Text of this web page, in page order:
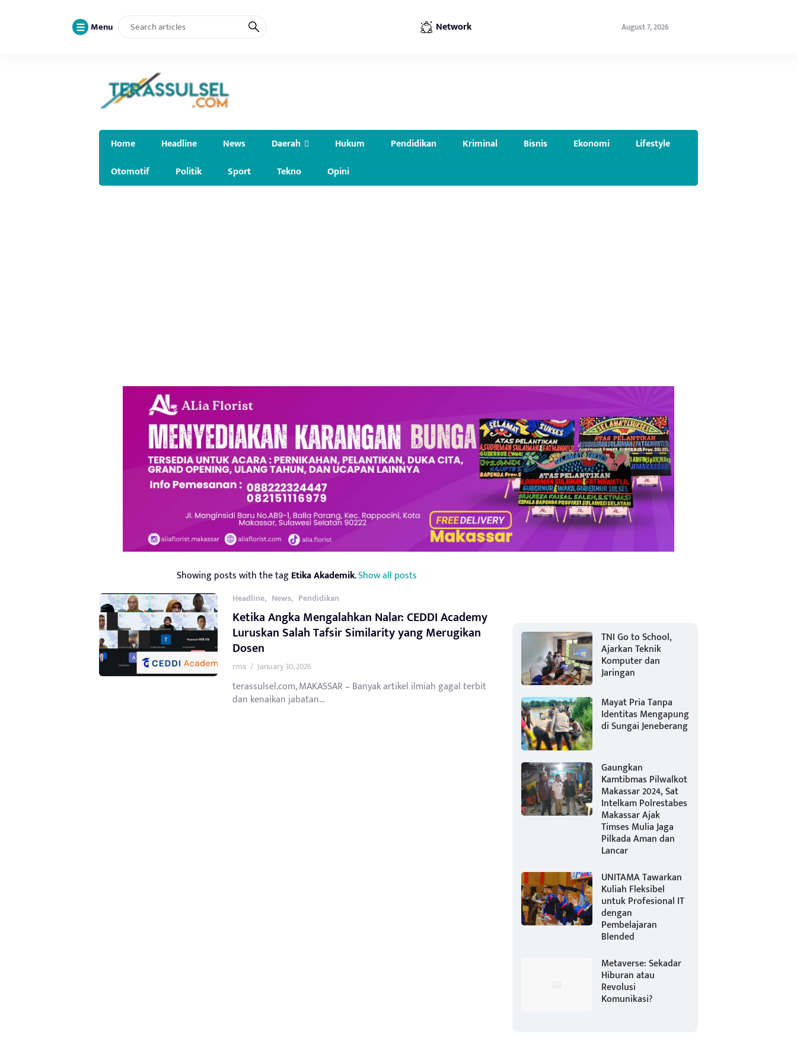
Menu Network August 7, 2026
Home Headline News Daerah Hukum Pendidikan Kriminal Bisnis Ekonomi
Lifestyle
Otomotif
Politik Sport Tekno Opini
Showing posts with the tagEtika Akademik.Show all posts
Headline, News, Pendidikan
Ketika Angka Mengalahkan Nalar: CEDDI Academy
Luruskan Salah Tafsir Similarity yang Merugikan
Dosen
rmx / January 30, 2026
terassulsel.com, MAKASSAR – Banyak artikel ilmiah gagal terbit
dan kenaikan jabatan...
TNI Go to School,
Ajarkan Teknik
Komputer dan
Jaringan
Mayat Pria Tanpa
Identitas Mengapung
di Sungai Jeneberang
Gaungkan
Kamtibmas Pilwalkot
Makassar 2024, Sat
Intelkam Polrestabes
Makassar Ajak
Timses Mulia Jaga
Pilkada Aman dan
Lancar
UNITAMA Tawarkan
Kuliah Fleksibel
untuk Profesional IT
dengan
Pembelajaran
Blended
Metaverse: Sekadar
Hiburan atau
Revolusi
Komunikasi?